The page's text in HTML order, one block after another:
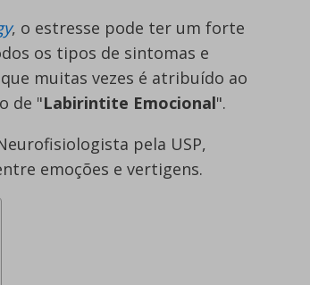
, o estresse pode ter um forte
os tipos de sintomas e
muitas vezes é atribuído ao
de "Labirintite Emocional".
pela USP,
emoções e vertigens.